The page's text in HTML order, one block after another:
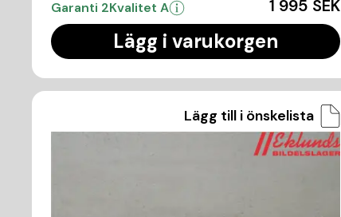
Garanti 2Kvalitet A 1 995 SEK
Lägg i varukorgen
Lägg till i önskelista